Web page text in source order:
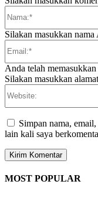
Silakan masukkan
Anda telah
Silakan masukkan
Simpan nama,
lain kali saya
MOST POPULAR